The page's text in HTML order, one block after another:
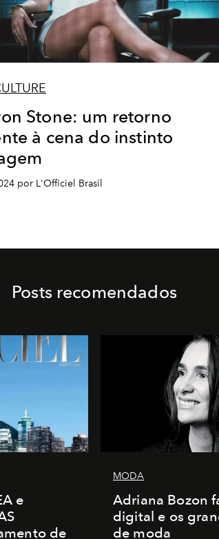
Stone: um retorno
à cena do instinto
por L'Officiel Brasil
Posts recomendados
e
de
MODA
Adriana Bozon
digital e os
de moda